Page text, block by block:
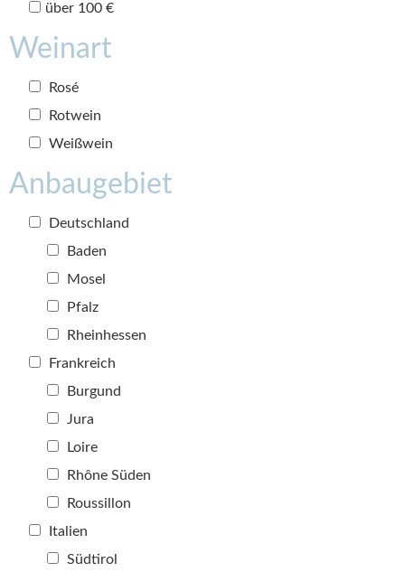
über 100 €
Weinart
Rosé
Rotwein
Weißwein
Anbaugebiet
Deutschland
Baden
Mosel
Pfalz
Rheinhessen
Frankreich
Burgund
Jura
Loire
Rhône Süden
Roussillon
Italien
Südtirol